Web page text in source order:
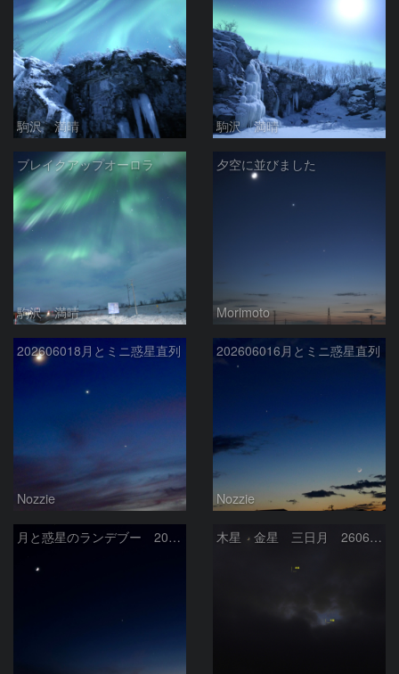
駒沢 満晴 駒沢 満晴
ブレイクアップオーロラ
駒沢 満晴
夕空に並びました
Morimoto
202606018月とミニ惑星直列
Nozzie
202606016月とミニ惑星直列
Nozzie
月と惑星のランデブー 2026/06/19 木星 金星 三日月 260618